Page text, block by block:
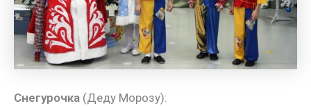
Снегурочка (Деду Морозу):